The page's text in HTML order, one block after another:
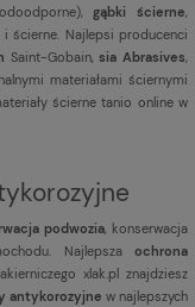
gąbki ścierne,
i ścierne. Najlepsi producenci
Saint-Gobain,sia Abrasives,
materiałami ściernymi
ścierne tanio online w
podwozia, konserwacja
Najlepsza ochrona
xlak.pl znajdziesz
antykorozyjne w najlepszych